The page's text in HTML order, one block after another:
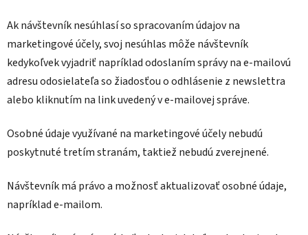
Ak návštevník nesúhlasí so spracovaním údajov na
marketingové účely, svoj nesúhlas môže návštevník
kedykoľvek vyjadriť napríklad odoslaním správy na e-mailovú
adresu odosielateľa so žiadosťou o odhlásenie z newslettra
alebo kliknutím na link uvedený v e-mailovej správe.
Osobné údaje využívané na marketingové účely nebudú
poskytnuté tretím stranám, taktiež nebudú zverejnené.
Návštevník má právo a možnosť aktualizovať osobné údaje,
napríklad e-mailom.